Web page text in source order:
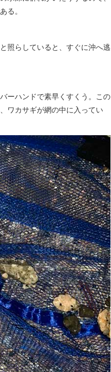
る。
照らしていると、すぐに沖へ逃
ーハンドで素早くすくう。この
ワカサギが網の中に入ってい